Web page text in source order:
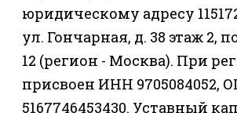
юридическому адресу
ул. Гончарная, д. 38 этаж 2,
12 (регион - Москва). При
присвоен ИНН 9705084052,
5167746453430. Уставный